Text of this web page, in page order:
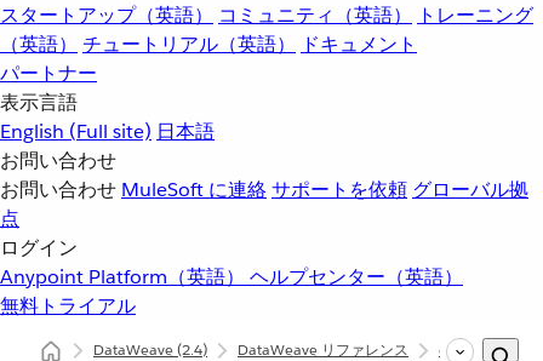
スタートアップ（英語）
コミュニティ（英語）
トレーニング
（英語）
チュートリアル（英語）
ドキュメント
パートナー
表示言語
English (Full site) 日本語
お問い合わせ
お問い合わせ MuleSoft に連絡サポートを依頼 グローバル拠
点
ログイン
Anypoint Platform（英語） ヘルプセンター（英語）
無料トライアル
DataWeave(2.4) DataWeave リファレンス dw::util::Math